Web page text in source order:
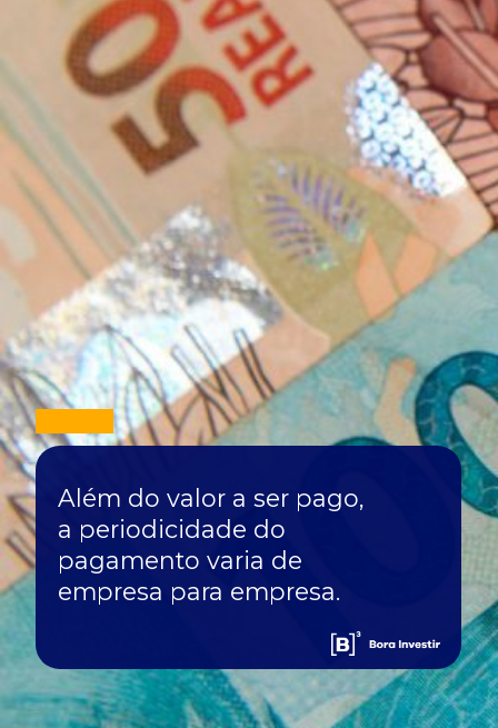
Além do valor a ser pago,
a periodicidade do
pagamento varia de
empresa para empresa.